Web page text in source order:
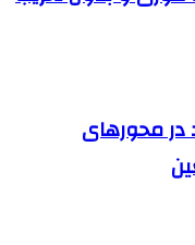
هزار تردد در محورهای